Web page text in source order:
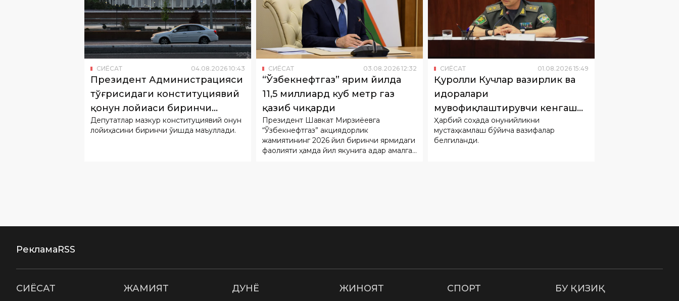
СИËСАТ 04.08.2026 10:43
Президент Администрацияси
тўғрисидаги конституциявий
қонун лойиҳаси биринчи
ўқишда қабул қилинди
Депутатлар мазкур конституциявий қонун
лойиҳасини биринчи ўқишда маъқуллади.
СИËСАТ 03 .08 2026
“Ўзбекнефтгаз” ярим йилда
11,5 миллиард куб метр газ
қазиб чиқарди
Президент Шавкат Мирзиёевга
“Ўзбекнефтгаз” акциядорлик
жамиятининг 2026 йил биринчи ярмидаги
фаолияти ҳамда йил якунига қадар амалга
оширилиши режалаштирилган устувор
вазифалар бўйича ҳисобот берилди.
СИËСАТ 01.08.2026
Қуролли Кучлар вазирлик ва
мувофиқлаштирувчи кенгаши
йиғилиши ўтказилди
Ҳарбий соҳада қонунийликни
белгиланди.
РекламаRSS
СИËСАТ ЖАМИЯТ ДУНË ЖИНОЯТ СПОРТ БУ ҚИЗИҚ